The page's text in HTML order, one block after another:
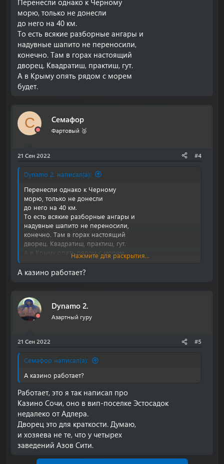
морю, только не донесли
до него на 40 км.
То есть всякие разборные ангары и
надувные шапито не переносили,
конечно. Там в горах настоящий
дворец. Квадратиш, практиш, гут.
А в Крыму опять рядом с морем
будет.
С Семафор
Фартовый 🥈
21 Сен 2022 #4
Dynamo 2. написал(а):
Перенесли однако к Черному
морю, только не донесли
до него на 40 км.
То есть всякие разборные ангары и
надувные шапито не переносили,
конечно. Там в горах настоящий
дворец. Квадратиш, практиш, гут.
А в Крыму опять рядом с морем
Нажмите для раскрытия...
А казино работает?
Dynamo 2.
Азартный гуру
21 Сен 2022 #5
Семафор написал(а):
А казино работает?
Работает, это я так написал про
Казино Сочи, оно в вип-поселке Эстосадок
недалеко от Адлера.
Дворец это для краткости. Думаю,
и хозяева не те, что у четырех
заведений Азов Сити.